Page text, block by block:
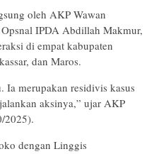
oleh AKP Wawan
IPDA Abdillah Makmur,
di empat kabupaten
dan Maros.
Ia merupakan residivis kasus
aksinya,” ujar AKP
2025).
dengan Linggis